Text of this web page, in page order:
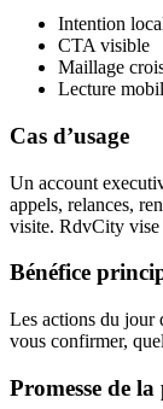
Intention
CTA visible
Maillage
Lecture
Cas d’usage
Un account
appels, relances,
visite. RdvCity vise
Bénéfice
Les actions du jour
vous confirmer,
Promesse de la